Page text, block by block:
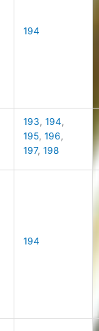
194
193,194,
195,196,
197,198
194